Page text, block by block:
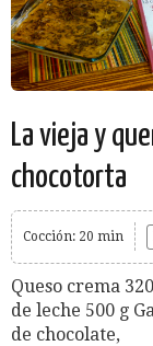
La vieja y
chocotorta
Cocción: 20 min
Queso crema
de leche 500 g
de chocolate,